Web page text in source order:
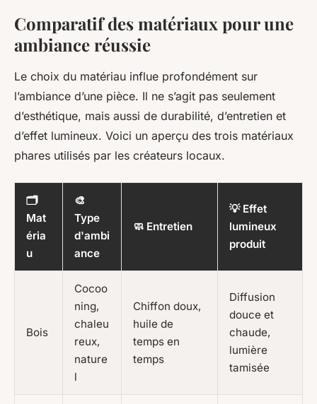
Comparatif des matériaux pour une
ambiance réussie
Le choix du matériau influe profondément sur
l’ambiance d’une pièce. Il ne s’agit pas seulement
d’esthétique, mais aussi de durabilité, d’entretien et
d’effet lumineux. Voici un aperçu des trois matériaux
phares utilisés par les créateurs locaux.
🗂️
Mat
éria
u
🎨
Type
d'ambi
ance
🧼 Entretien
💡 Effet
lumineux
produit
Bois
Cocoo
ning,
chaleu
reux,
nature
l
Chiffon doux,
huile de
temps en
temps
Diffusion
douce et
chaude,
lumière
tamisée